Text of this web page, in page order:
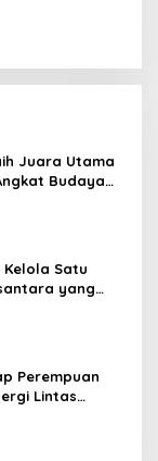
Juara Utama
Budaya
Kelola Satu
yang
Perempuan
Lintas